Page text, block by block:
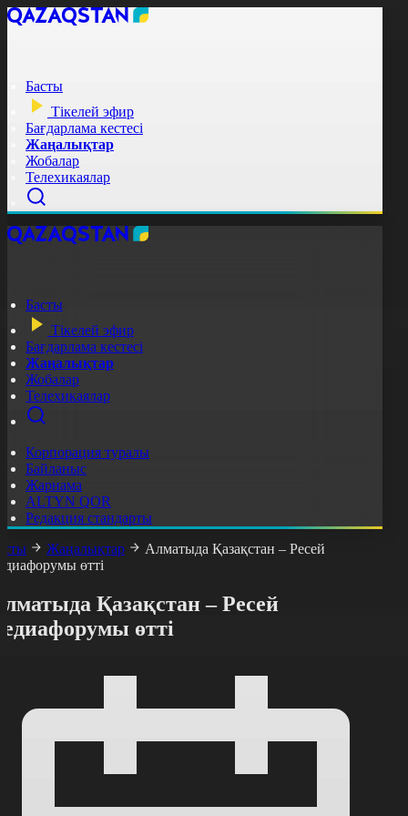
Басты
Тікелей эфир
Бағдарлама кестесі
Жаңалықтар
Жобалар
Телехикаялар
Басты
Тікелей эфир
Бағдарлама кестесі
Жаңалықтар
Жобалар
Телехикаялар
Корпорация туралы
Байланыс
Жарнама
ALTYN QOR
Редакция стандарты
Жаңалықтар
Алматыда Қазақстан – Ресей
өтті
Қазақстан – Ресей
өтті